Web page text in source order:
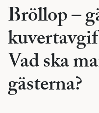
Bröllop –
Vad ska
gästerna?